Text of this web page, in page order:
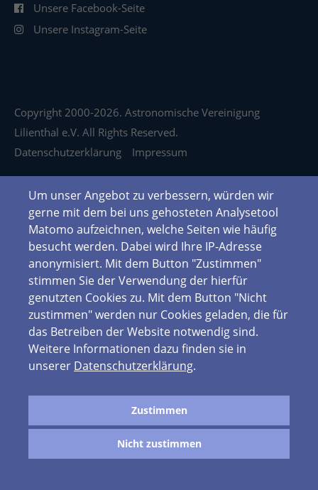
Unsere Facebook-Seite
Unsere Instagram-Seite
Copyright 2000-2026. Astronomische Vereinigung
Lilienthal e.V. All Rights Reserved.
Datenschutzerklärung
Impressum
Um unser Angebot zu verbessern, würden wir
gerne mit dem bei uns gehosteten Analysetool
Matomo aufzeichnen, welche Seiten wie häufig
besucht werden. Dabei wird Ihre IP-Adresse
anonymisiert. Mit dem Button "Zustimmen"
stimmen Sie der Verwendung der hierfür
genutzten Cookies zu. Mit dem Button "Nicht
zustimmen" werden nur Cookies geladen, die für
das Betreiben der Website notwendig sind.
Weitere Informationen dazu finden sie in
unserer Datenschutzerklärung.
Zustimmen
Nicht zustimmen